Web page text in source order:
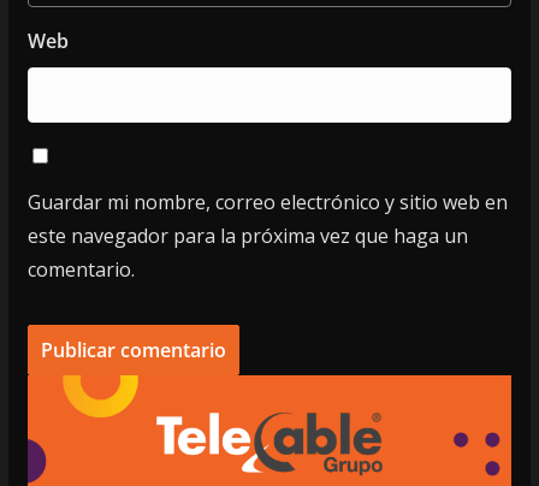
Web
Guardar mi nombre, correo electrónico y sitio web en
este navegador para la próxima vez que haga un
comentario.